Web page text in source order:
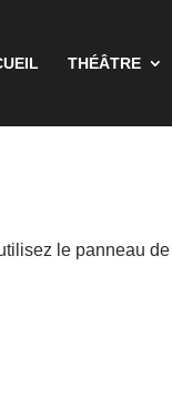
THÉÂTRE
le panneau